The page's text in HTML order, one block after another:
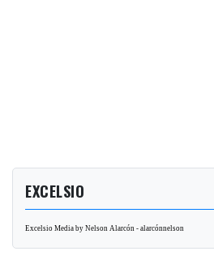
EXCELSIO
Excelsio Media by Nelson Alarcón - alarcónnelson